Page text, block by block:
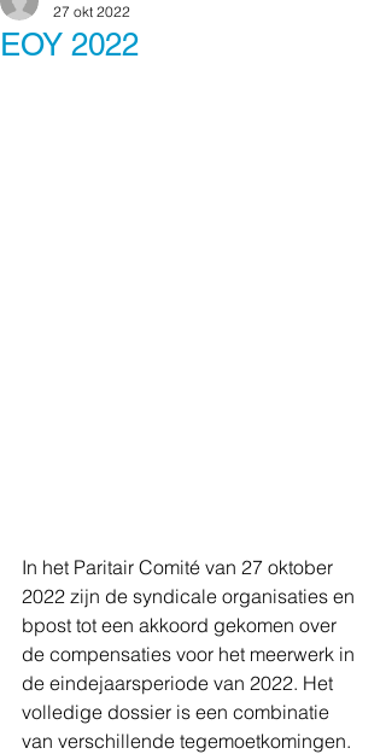
EOY 2022
27 okt 2022
In het Paritair Comité van 27 oktober
2022 zijn de syndicale organisaties en
bpost tot een akkoord gekomen over
de compensaties voor het meerwerk in
de eindejaarsperiode van 2022. Het
volledige dossier is een combinatie
van verschillende tegemoetkomingen.